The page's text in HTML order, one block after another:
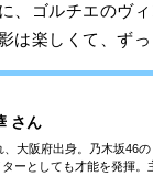
、ゴルチエのヴ
は楽しくて、ずっ
さん
、大阪府出身。乃木坂46
ーとしても才能を発揮。